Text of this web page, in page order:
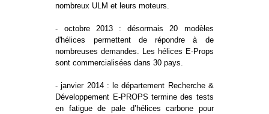
nombreux ULM et leurs moteurs.
- octobre 2013 : désormais 20 modèles
d'hélices permettent de répondre à de
nombreuses demandes. Les hélices E-Props
sont commercialisées dans 30 pays.
- janvier 2014 : le département Recherche &
Développement E-PROPS termine des tests
en fatigue de pale d’hélices carbone pour